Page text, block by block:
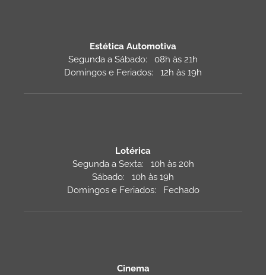
Estética Automotiva
Segunda a Sábado: 08h às 21h
Domingos e Feriados: 12h às 19h
Lotérica
Segunda a Sexta: 10h às 20h
Sábado: 10h às 19h
Domingos e Feriados: Fechado
Cinema